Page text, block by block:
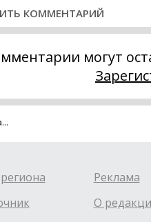
КОММЕНТАРИЙ
могут
Реклама
О